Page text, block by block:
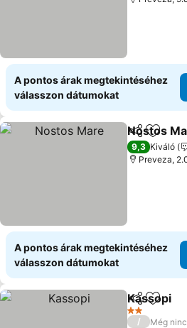
A pontos árak megtekintéséhez
válasszon dátumokat
Megosztás
Nostos
9,3 Kiváló
Preveza,
A pontos árak megtekintéséhez
válasszon dátumokat
Megosztás
Kassopi
2 Kategória
/
Még